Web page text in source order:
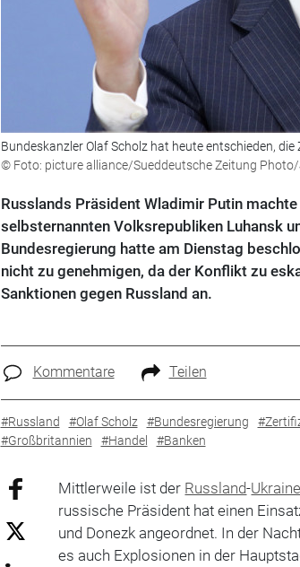
Bundeskanzler Olaf Scholz hat heute entschieden,
© Foto: picture alliance/Sueddeutsche Zeitung
Russlands Präsident Wladimir Putin
selbsternannten Volksrepubliken Luhansk
Bundesregierung hatte am Dienstag
nicht zu genehmigen, da der Konflikt zu
Sanktionen gegen Russland an.
Kommentare Teilen
#Russland #Olaf Scholz #Bundesregierung
#Großbritannien
#Handel #Banken
Mittlerweile ist der Russland-
russische Präsident hat einen
und Donezk angeordnet. In der
es auch Explosionen in der